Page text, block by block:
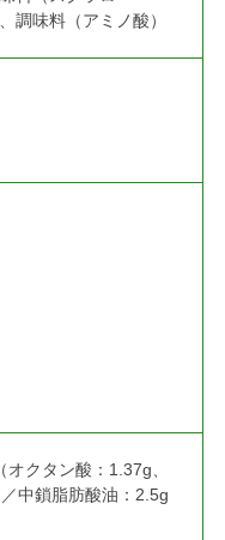
調味料（アミノ酸）
クタン酸：1.37g、
中鎖脂肪酸油：2.5g